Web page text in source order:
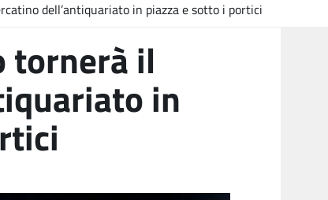
dell’antiquariato in piazza e sotto i portici
tornerà il
in